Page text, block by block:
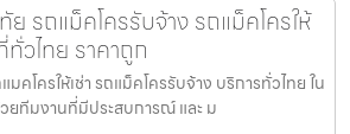
ย รถแม็คโครรับจ้าง รถแม็คโครให้
วไทย ราคาถูก
คโครให้เช่า รถแม็คโครรับจ้าง บริการทั่วไทย ใน
ยทีมงานที่มีประสบการณ์ และ ม